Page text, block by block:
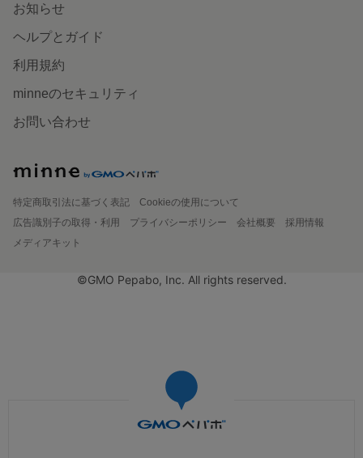
お知らせ
ヘルプとガイド
利用規約
minneのセキュリティ
お問い合わせ
特定商取引法に基づく表記
Cookieの使用について
広告識別子の取得・利用
プライバシーポリシー 会社概要
採用情報
メディアキット
©GMO Pepabo, Inc. All rights reserved.